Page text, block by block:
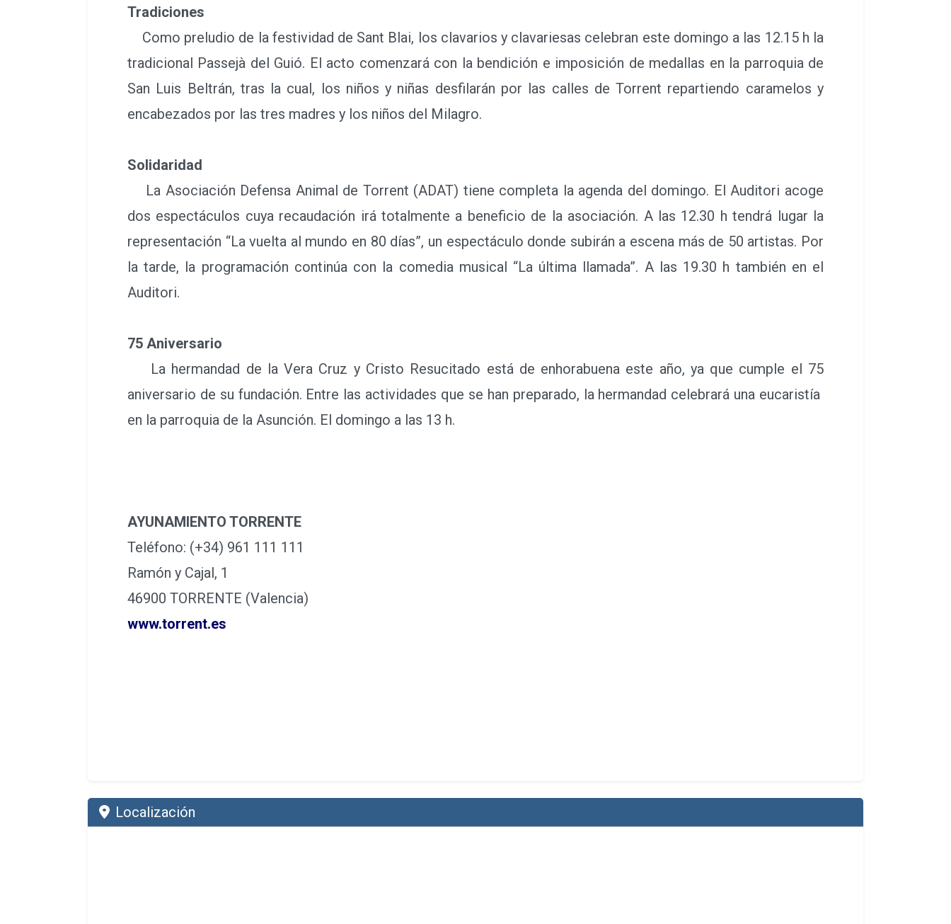
Tradiciones
Como preludio de la festividad de Sant Blai, los clavarios y clavariesas celebran este domingo a las 12.15 h la
tradicional Passejà del Guió. El acto comenzará con la bendición e imposición de medallas en la parroquia de
San Luis Beltrán, tras la cual, los niños y niñas desfilarán por las calles de Torrent repartiendo caramelos y
encabezados por las tres madres y los niños del Milagro.
Solidaridad
La Asociación Defensa Animal de Torrent (ADAT) tiene completa la agenda del domingo. El Auditori acoge
dos espectáculos cuya recaudación irá totalmente a beneficio de la asociación. A las 12.30 h tendrá lugar la
representación “La vuelta al mundo en 80 días”, un espectáculo donde subirán a escena más de 50 artistas. Por
la tarde, la programación continúa con la comedia musical “La última llamada”. A las 19.30 h también en el
Auditori.
75 Aniversario
La hermandad de la Vera Cruz y Cristo Resucitado está de enhorabuena este año, ya que cumple el 75
aniversario de su fundación. Entre las actividades que se han preparado, la hermandad celebrará una eucaristía
en la parroquia de la Asunción. El domingo a las 13 h.
AYUNAMIENTO TORRENTE
Teléfono: (+34) 961 111 111
Ramón y Cajal, 1
46900 TORRENTE (Valencia)
www.torrent.es
Localización